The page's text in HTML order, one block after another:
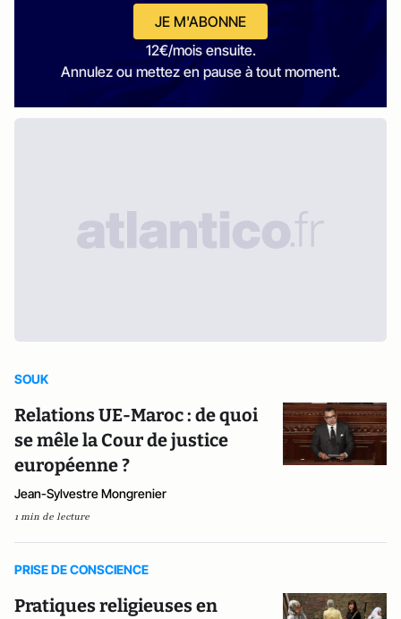
JE M'ABONNE
12€/mois ensuite.
Annulez ou mettez en pause à tout moment.
SOUK
Relations UE-Maroc : de quoi
se mêle la Cour de justice
européenne ?
Jean-Sylvestre Mongrenier
1 min de lecture
PRISE DE CONSCIENCE
Pratiques religieuses en